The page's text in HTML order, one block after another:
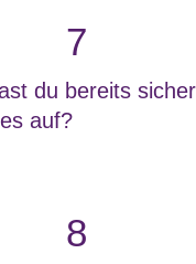
7
du bereits
auf?
8